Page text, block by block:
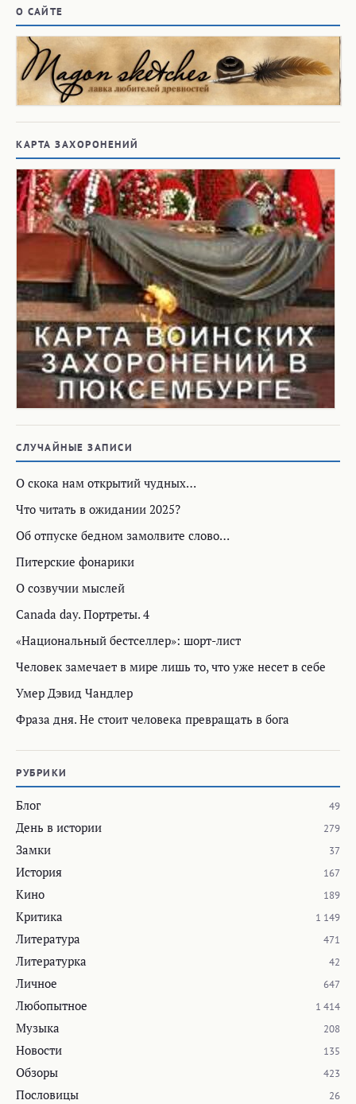
О САЙТЕ
КАРТА ЗАХОРОНЕНИЙ
СЛУЧАЙНЫЕ ЗАПИСИ
О скока нам открытий чудных…
Что читать в ожидании 2025?
Об отпуске бедном замолвите слово…
Питерские фонарики
О созвучии мыслей
Canada day. Портреты. 4
«Национальный бестселлер»: шорт-лист
Человек замечает в мире лишь то, что уже несет в себе
Умер Дэвид Чандлер
Фраза дня. Не стоит человека превращать в бога
РУБРИКИ
Блог 49
День в истории 279
Замки 37
История 167
Кино 189
Критика 1 149
Литература 471
Литературка 42
Личное 647
Любопытное 1 414
Музыка 208
Новости 135
Обзоры 423
Пословицы 26